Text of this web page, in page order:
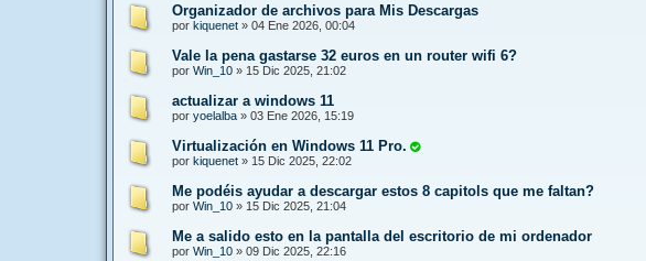
Organizador de archivos para Mis Descargas
por kiquenet » 04 Ene 2026, 00:04
Vale la pena gastarse 32 euros en un router wifi 6?
por Win_10 » 15 Dic 2025, 21:02
actualizar a windows 11
por yoelalba » 03 Ene 2026, 15:19
Virtualización en Windows 11 Pro.
por kiquenet » 15 Dic 2025, 22:02
Me podéis ayudar a descargar estos 8 capitols que me faltan?
por Win_10 » 15 Dic 2025, 21:04
Me a salido esto en la pantalla del escritorio de mi ordenador
por Win_10 » 09 Dic 2025, 22:16